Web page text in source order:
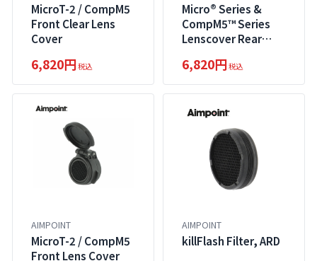
MicroT-2 / CompM5
Front Clear Lens
Cover
6,820円税込
Micro® Series &
CompM5™ Series
Lenscover Rear
6,820円税込
AIMPOINT
MicroT-2 / CompM5
Front Lens Cover
AIMPOINT
killFlash Filter, ARD